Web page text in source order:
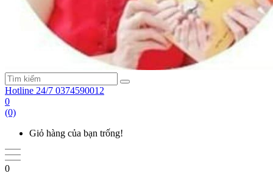
Hotline 24/7 0374590012
0
(0)
Giỏ hàng của bạn trống!
0